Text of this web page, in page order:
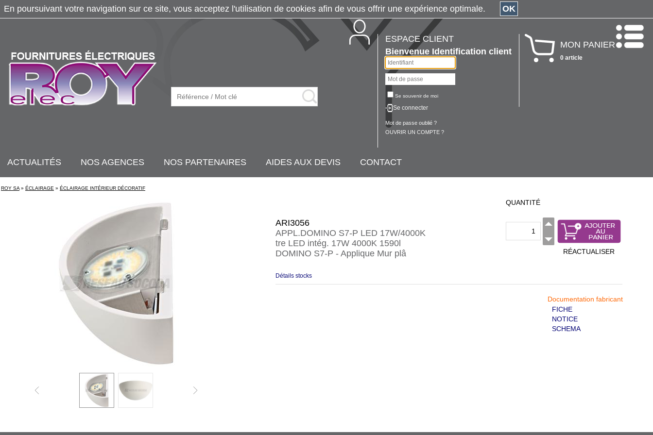
ESPACE CLIENT
Bienvenue Identification client
Se souvenir de moi
Se connecter
Mot de passe oublié ?
OUVRIR UN COMPTE ?
MON PANIER
0 article
ACTUALITÉS NOS AGENCES NOS PARTENAIRES AIDES AUX DEVIS CONTACT
ROY SA » ÉCLAIRAGE » ÉCLAIRAGE INTÉRIEUR DÉCORATIF
ARI3056
APPL.DOMINO S7-P LED 17W/4000K
tre LED intég. 17W 4000K 1590l
DOMINO S7-P - Applique Mur plâ
QUANTITÉ
RÉACTUALISER
Détails stocks
Documentation fabricant
FICHE
NOTICE
SCHEMA
En poursuivant votre navigation sur ce site, vous acceptez l'utilisation de cookies afin de vous offrir une expérience optimale. OK